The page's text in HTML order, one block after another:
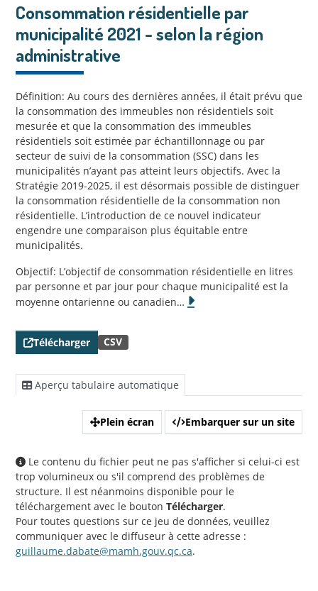
Consommation résidentielle par
municipalité 2021 - selon la région
administrative
Définition: Au cours des dernières années, il était prévu que
la consommation des immeubles non résidentiels soit
mesurée et que la consommation des immeubles
résidentiels soit estimée par échantillonnage ou par
secteur de suivi de la consommation (SSC) dans les
municipalités n’ayant pas atteint leurs objectifs. Avec la
Stratégie 2019-2025, il est désormais possible de distinguer
la consommation résidentielle de la consommation non
résidentielle. L’introduction de ce nouvel indicateur
engendre une comparaison plus équitable entre
municipalités.
Objectif: L’objectif de consommation résidentielle en litres
par personne et par jour pour chaque municipalité est la
moyenne ontarienne ou canadien…
Télécharger CSV
Aperçu tabulaire automatique
Plein écran Embarquer sur un site
Le contenu du fichier peut ne pas s'afficher si celui-ci est
trop volumineux ou s'il comprend des problèmes de
structure. Il est néanmoins disponible pour le
téléchargement avec le bouton Télécharger.
Pour toutes questions sur ce jeu de données, veuillez
communiquer avec le diffuseur à cette adresse :
guillaume.dabate@mamh.gouv.qc.ca.